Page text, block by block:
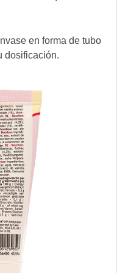
en forma de tubo
dosificación.